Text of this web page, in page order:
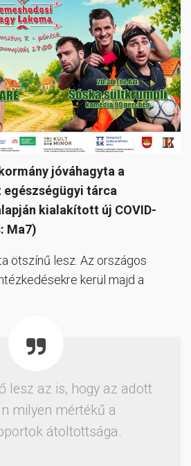
jóváhagyta a
egészségügyi tárca
kialakított új COVID-
Ma7)
ötszínű lesz. Az országos
kerül majd a
lesz az is, hogy az adott
milyen mértékű a
átoltottsága.